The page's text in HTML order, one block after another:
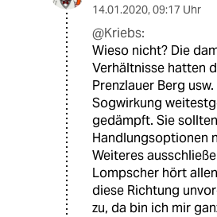
14.01.2020, 09:17 Uhr
@Kriebs:
Wieso nicht? Die
Verhältnisse hatten
Prenzlauer Berg
Sogwirkung
gedämpft. Sie sollten
Handlungsoptionen
Weiteres
Lompscher hört
diese Richtung
zu, da bin ich mir